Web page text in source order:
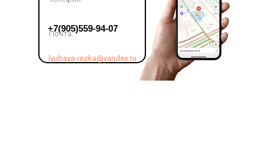
+7(905)559-94-07
Почта:
lyubaya-rezka@yandex.ru